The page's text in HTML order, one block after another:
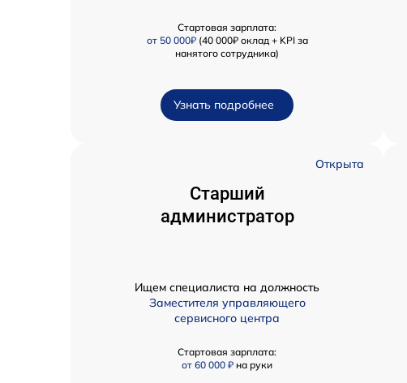
Стартовая зарплата:
от 50 000₽(40 000₽ оклад + KPI за
нанятого сотрудника)
Узнать подробнее
Открыта
Старший
администратор
Ищем специалиста на должность
Заместителя управляющего
сервисного центра
Стартовая зарплата:
от 60 000 ₽ на руки